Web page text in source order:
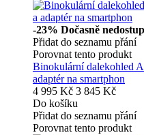
-23% Dočasně
Přidat do seznamu přání
Porovnat tento produkt
Binokulární dalekohled
adaptér na smartphon
4 995 Kč 3 845 Kč
Do košíku
Přidat do seznamu přání
Porovnat tento produkt